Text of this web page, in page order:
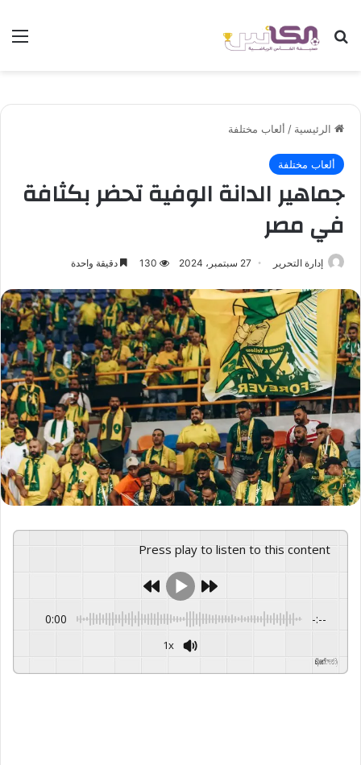
بحث عن
الرئيسية / ألعاب مختلفة
ألعاب مختلفة
جماهير الدانة الوفية تحضر بكثافة
في مصر
إدارة التحرير 27 سبتمبر، 2024 130 دقيقة واحدة
Press play to listen to this content
0:00 -:--
1x
Powered By